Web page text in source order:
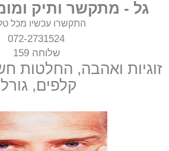
גל - מתקשר ותיק
התקשרו עכשיו מכל
072-2731524
שלוחה 159
זוגיות ואהבה, החלטות
קלפים,